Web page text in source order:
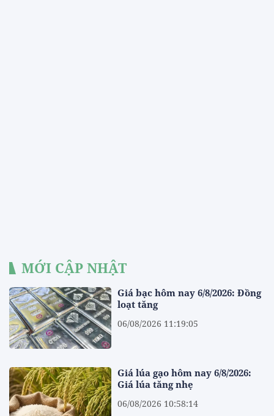
MỚI CẬP NHẬT
Giá bạc hôm nay 6/8/2026: Đồng
loạt tăng
06/08/2026 11:19:05
Giá lúa gạo hôm nay 6/8/2026:
Giá lúa tăng nhẹ
06/08/2026 10:58:14